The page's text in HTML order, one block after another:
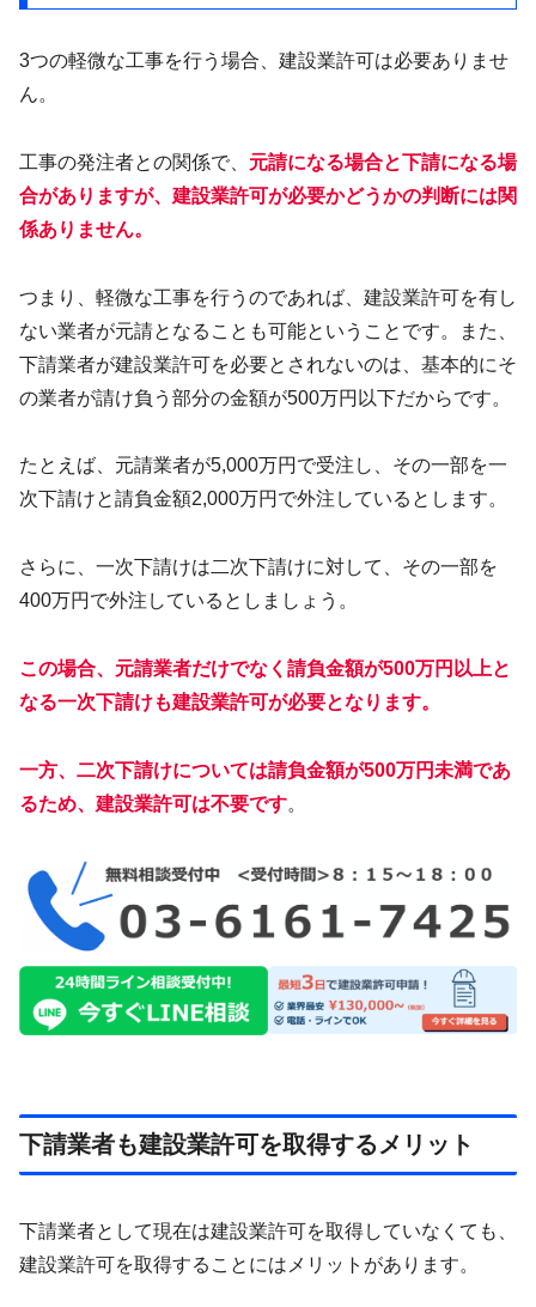
3つの軽微な工事を行う場合、建設業許可は必要ありませ
ん。
工事の発注者との関係で、 元請になる場合と下請になる場
合がありますが、建設業許可が必要かどうかの判断には関
係ありません。
つまり、軽微な工事を行うのであれば、建設業許可を有し
ない業者が元請となることも可能ということです。また、
下請業者が建設業許可を必要とされないのは、基本的にそ
の業者が請け負う部分の金額が500万円以下だからです。
たとえば、元請業者が5,000万円で受注し、その一部を一
次下請けと請負金額2,000万円で外注しているとします。
さらに、一次下請けは二次下請けに対して、その一部を
400万円で外注しているとしましょう。
この場合、元請業者だけでなく請負金額が500万円以上と
なる一次下請けも建設業許可が必要となります。
一方、二次下請けについては請負金額が500万円未満であ
るため、建設業許可は不要です。
下請業者も建設業許可を取得するメリット
下請業者として現在は建設業許可を取得していなくても、
建設業許可を取得することにはメリットがあります。